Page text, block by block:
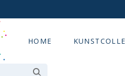
HOME